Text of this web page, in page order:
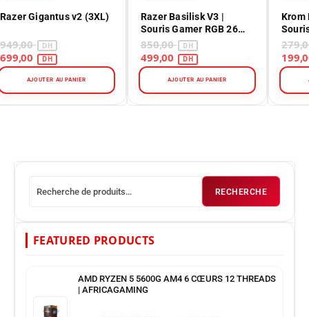
Razer Gigantus v2 (3XL)
949,00
AJOUTER AU PANIER
Razer Basilisk V3 |
Souris Gamer RGB 26
000 DPI au Maroc | Africa
Gaming
850,00
AJOUTER AU PANIER
Krom
RECHERCHE
FEATURED PRODUCTS
AMD RYZEN 5 5600G AM4 6 CŒURS 12 THREADS
| AFRICAGAMING